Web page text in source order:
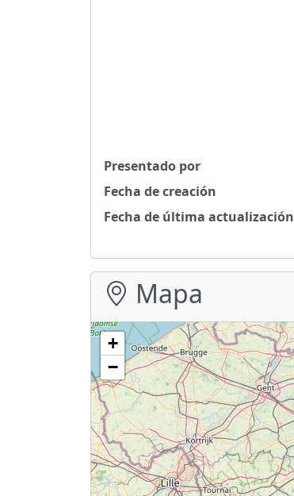
Presentado por
Fecha de creación
Fecha de última actualización
Mapa
+
−